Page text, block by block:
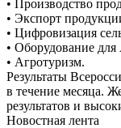
• Производство
• Экспорт
• Цифровизация
• Оборудование
• Агротуризм.
Результаты
в течение месяца.
результатов и
Новостная лента